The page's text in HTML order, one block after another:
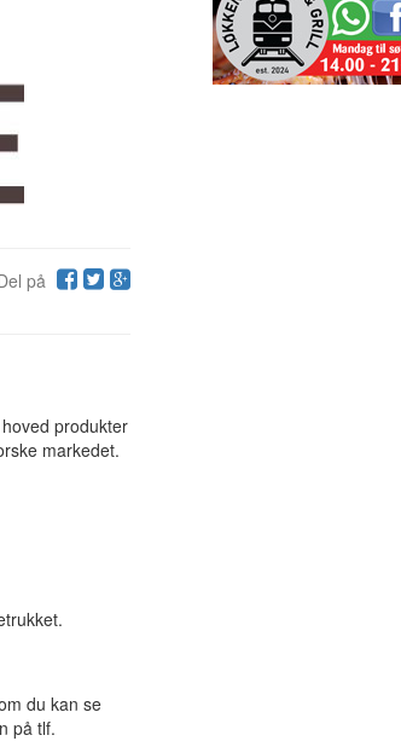
på
produkter
markedet.
du kan se
på tlf.